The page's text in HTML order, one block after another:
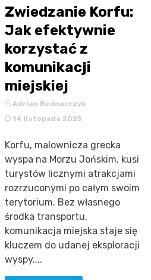
Zwiedzanie Korfu:
Jak efektywnie
korzystać z
komunikacji
miejskiej
Adrian Bednarczyk
14 listopada 2025
Korfu, malownicza grecka
wyspa na Morzu Jońskim, kusi
turystów licznymi atrakcjami
rozrzuconymi po całym swoim
terytorium. Bez własnego
środka transportu,
komunikacja miejska staje się
kluczem do udanej eksploracji
wyspy....